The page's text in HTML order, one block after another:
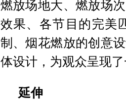
燃放场地大、燃放场
效果、各节目的完美
制、烟花燃放的创意
体设计，为观众呈现
延伸